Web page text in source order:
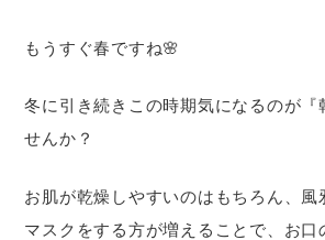
もうすぐ春ですね🌸
冬に引き続きこの時期気になるのが『
せんか？
お肌が乾燥しやすいのはもちろん、風
マスクをする方が増えることで、お口